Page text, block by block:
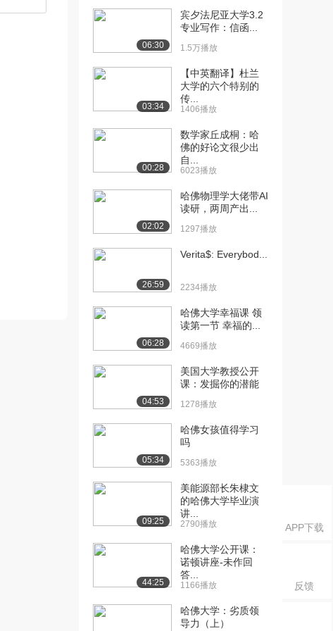
APP下载
反馈
[10] 【哈佛大学Harvard】
建筑学的...
2829播放
04:28
[11] 【哈佛大学Harvard】
09:15
[12] 【哈佛大学Harvard】
04:20
[13] 【哈佛大学Harvard】
08:11
[14] 【哈佛大学Harvard】
建筑学的...
08:11
[15] 【哈佛大学Harvard】
建筑学的...
建筑学的...
建筑学的...
建筑学的...
[19] 【哈佛大学Harvard】
建筑学的...
[20] 【哈佛大学Harvard】
建筑学的...
2507播放
06:30
宾夕法尼亚大学3.2
专业写作：信函...
1.5万播放
03:34
【中英翻译】杜兰
大学的六个特别的
传...
1406播放
00:28
数学家丘成桐：哈
佛的好论文很少出
自...
6023播放
02:02
哈佛物理学大佬带AI
读研，两周产出...
1297播放
26:59
Verita$: Everybod...
2234播放
06:28
哈佛大学幸福课 领
读第一节 幸福的...
4669播放
04:53
美国大学教授公开
课：发掘你的潜能
1278播放
05:34
哈佛女孩值得学习
吗
5363播放
09:25
美能源部长朱棣文
的哈佛大学毕业演
讲...
2790播放
44:25
哈佛大学公开课：
诺顿讲座-未作回
答...
1166播放
哈佛大学：劣质领
导力（上）